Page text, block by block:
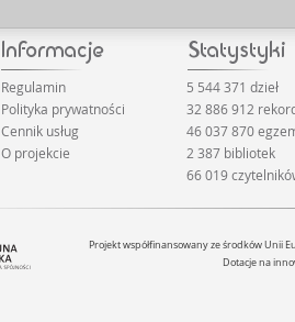
Regulamin
Polityka prywatności
Cennik usług
O projekcie
5 544 371 dzieł
32 886 912
46 037 870
2 387 bibliotek
66 019
Projekt współfinansowany ze środków Unii
Dotacje na